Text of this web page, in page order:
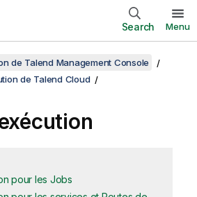
Search Menu
de Talend Management Console
de Talend Cloud
pour les Jobs